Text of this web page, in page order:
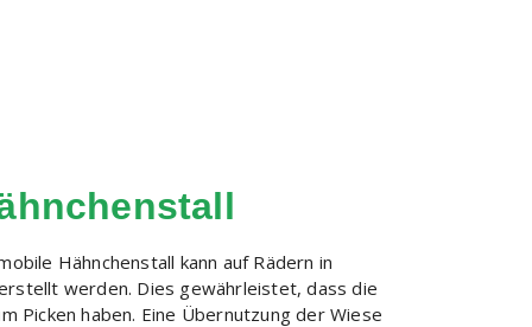
Hähnchenstall kann auf Rädern in
werden. Dies gewährleistet, dass die
Picken haben. Eine Übernutzung der Wiese